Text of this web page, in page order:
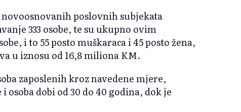
poslovnih subjekata
333 osobe, te su ukupno ovim
i to 55 posto muškaraca i 45 posto žena,
u iznosu od 16,8 miliona KM.
zaposlenih kroz navedene mjere,
dobi od 30 do 40 godina, dok je